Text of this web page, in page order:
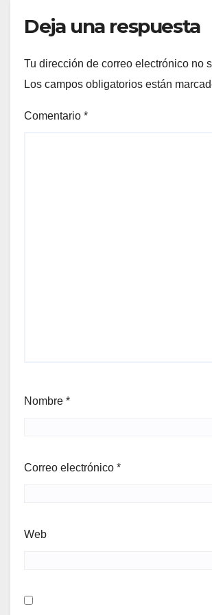
Deja una respuesta
Tu dirección de correo electrónico no
Los campos obligatorios están
Comentario *
Nombre *
Correo electrónico *
Web